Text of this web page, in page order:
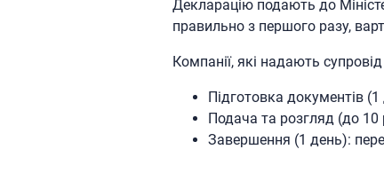
Декларацію подають до
правильно з першого разу,
Компанії, які надають
Підготовка документів
Подача та розгляд (до 10
Завершення (1 день):